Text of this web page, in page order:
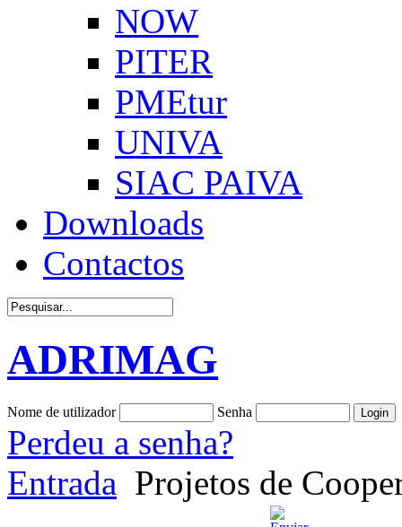
NOW
PITER
PMEtur
UNIVA
SIAC PAIVA
Downloads
Contactos
ADRIMAG
Nome de utilizador Senha
Perdeu a senha?
Entrada Projetos de